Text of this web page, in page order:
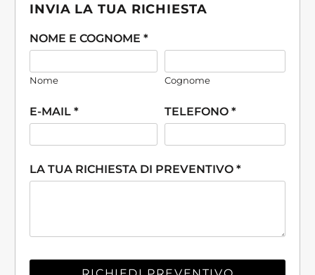
INVIA LA TUA RICHIESTA
NOME E COGNOME *
Nome Cognome
E-MAIL * TELEFONO *
LA TUA RICHIESTA DI PREVENTIVO *